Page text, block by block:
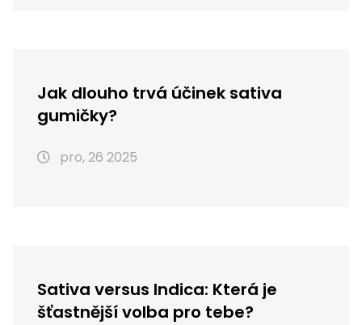
Jak dlouho trvá účinek sativa
gumičky?
pro, 26 2025
Sativa versus Indica: Která je
šťastnější volba pro tebe?